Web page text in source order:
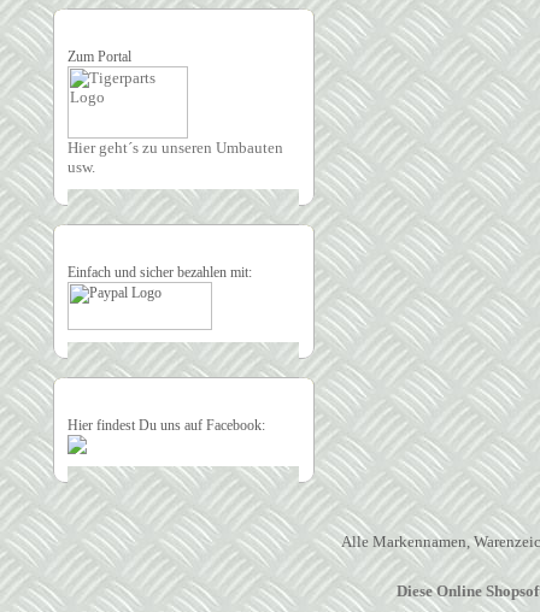
Zum Portal
Hier geht´s zu unseren Umbauten
usw.
Einfach und sicher bezahlen mit:
Hier findest Du uns auf Facebook:
Alle Markennamen,
Diese Online